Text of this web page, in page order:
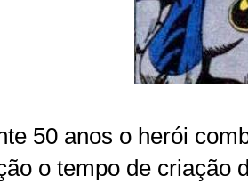
50 anos o herói
o tempo de criação